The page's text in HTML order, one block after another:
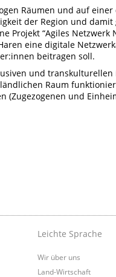
Räumen und auf
der Region und
“Agiles Netzwerk
eine digitale
beitragen soll.
und
Raum
(Zugezogenen und
Leichte Sprache
Wir über uns
Land-Wirtschaft